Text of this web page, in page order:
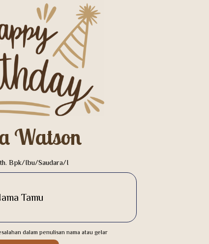
Watson
Bpk/Ibu/Saudara/i
Tamu
dalam penulisan nama atau gelar